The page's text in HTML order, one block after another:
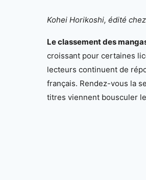
Kohei Horikoshi, édité
Le classement des
croissant pour certaines
lecteurs continuent de
français. Rendez-vous la
titres viennent bousculer